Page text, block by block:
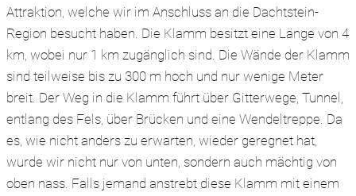
Attraktion, welche wir im Anschluss an die Dachtstein-
Region besucht haben. Die Klamm besitzt eine Länge von 4
km, wobei nur 1 km zugänglich sind. Die Wände der Klamm
sind teilweise bis zu 300 m hoch und nur wenige Meter
breit. Der Weg in die Klamm führt über Gitterwege, Tunnel,
entlang des Fels, über Brücken und eine Wendeltreppe. Da
es, wie nicht anders zu erwarten, wieder geregnet hat,
wurde wir nicht nur von unten, sondern auch mächtig von
oben nass. Falls jemand anstrebt diese Klamm mit einem